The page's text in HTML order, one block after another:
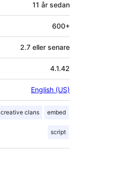
11 år sedan
600+
2.7 eller senare
4.1.42
English (US)
creative clans embed
script